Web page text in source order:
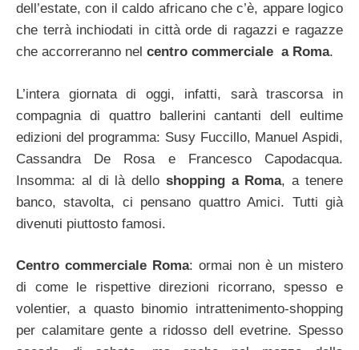
dell’estate, con il caldo africano che c’è, appare logico
che terrà inchiodati in città orde di ragazzi e ragazze
che accorreranno nel centro commerciale a Roma.
L’intera giornata di oggi, infatti, sarà trascorsa in
compagnia di quattro ballerini cantanti dell eultime
edizioni del programma: Susy Fuccillo, Manuel Aspidi,
Cassandra De Rosa e Francesco Capodacqua.
Insomma: al di là dello shopping a Roma, a tenere
banco, stavolta, ci pensano quattro Amici. Tutti già
divenuti piuttosto famosi.
Centro commerciale Roma: ormai non è un mistero
di come le rispettive direzioni ricorrano, spesso e
volentier, a quasto binomio intrattenimento-shopping
per calamitare gente a ridosso dell evetrine. Spesso